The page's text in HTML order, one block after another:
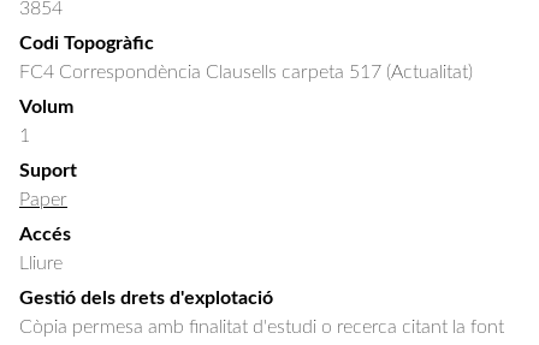
3854
Codi Topogràfic
FC4 Correspondència Clausells carpeta 517 (Actualitat)
Volum
1
Suport
Paper
Accés
Lliure
Gestió dels drets d'explotació
Còpia permesa amb finalitat d'estudi o recerca citant la font